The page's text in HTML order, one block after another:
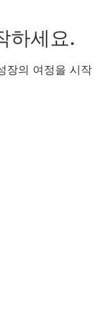
하세요.
장의 여정을 시작